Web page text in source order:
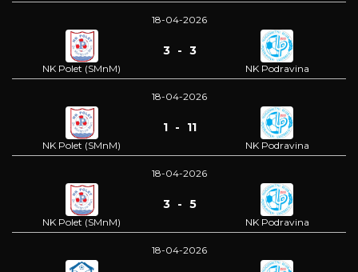
18-04-2026
NK Polet (SMnM)
3 - 3
NK Podravina
18-04-2026
NK Polet (SMnM)
1 - 11
NK Podravina
18-04-2026
NK Polet (SMnM)
3 - 5
NK Podravina
18-04-2026